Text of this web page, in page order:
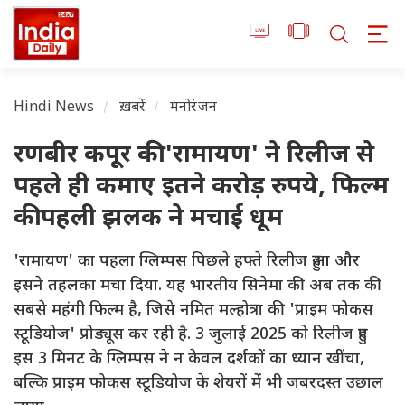
Hindi News ख़बरें मनोरंजन
रणबीर कपूर की 'रामायण' ने रिलीज से
पहले ही कमाए इतने करोड़ रुपये, फिल्म
की पहली झलक ने मचाई धूम
'रामायण' का पहला ग्लिम्पस पिछले हफ्ते रिलीज हुआ और
इसने तहलका मचा दिया. यह भारतीय सिनेमा की अब तक की
सबसे महंगी फिल्म है, जिसे नमित मल्होत्रा की 'प्राइम फोकस
स्टूडियोज' प्रोड्यूस कर रही है. 3 जुलाई 2025 को रिलीज हुए
इस 3 मिनट के ग्लिम्पस ने न केवल दर्शकों का ध्यान खींचा,
बल्कि प्राइम फोकस स्टूडियोज के शेयरों में भी जबरदस्त उछाल